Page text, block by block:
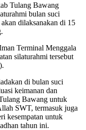
Tulang Bawang
bulan suci
dilaksanakan di 15
Terminal Menggala
silaturahmi tersebut
di bulan suci
keimanan dan
Bawang untuk
SWT, termasuk juga
kesempatan untuk
tahun ini.